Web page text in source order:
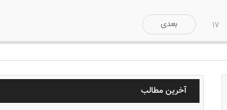
17 بعدی
آخرین مطالب